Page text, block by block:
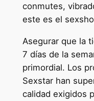
conmutes,
este es el
Asegurar que la
7 días de la
primordial. Los
Sexstar han
calidad exigidos